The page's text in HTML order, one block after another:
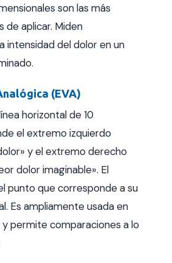
son las más
de aplicar. Miden
intensidad del dolor en un
(EVA)
horizontal de 10
el extremo izquierdo
y el extremo derecho
dolor imaginable». El
punto que corresponde a su
Es ampliamente usada en
permite comparaciones a lo